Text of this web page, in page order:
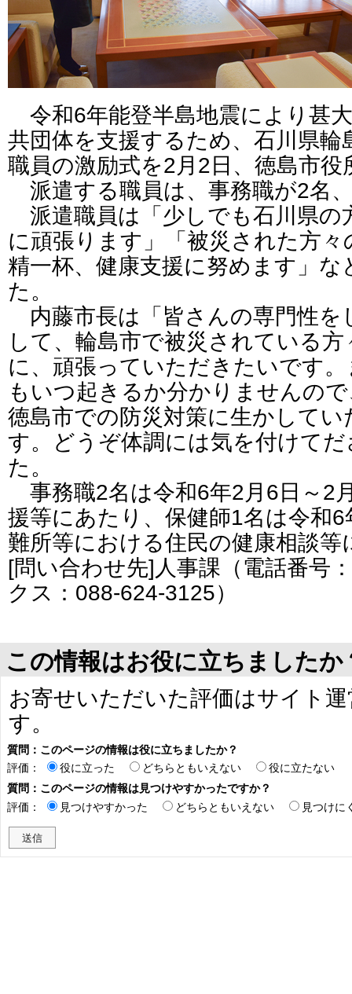
令和6年能登半島地震により甚
共団体を支援するため、石川県輪
職員の激励式を2月2日、徳島市
派遣する職員は、事務職が2名
派遣職員は「少しでも石川県の
に頑張ります」「被災された方
精一杯、健康支援に努めます」
た。
内藤市長は「皆さんの専門性を
して、輪島市で被災されている
に、頑張っていただきたいです
もいつ起きるか分かりませんの
徳島市での防災対策に生かして
す。どうぞ体調には気を付けて
た。
事務職2名は令和6年2月6日～2
援等にあたり、保健師1名は令和
難所等における住民の健康相談
[問い合わせ先]人事課（電話番
クス：088-624-3125）
この情報はお役に立ちましたか
お寄せいただいた評価はサイト
す。
質問：このページの情報は役に立ちましたか？
評価：
役に立った どちらともいえない
役に立たない
質問：このページの情報は見つけやすかったですか？
評価：
見つけやすかった どちらともいえない 見つけに